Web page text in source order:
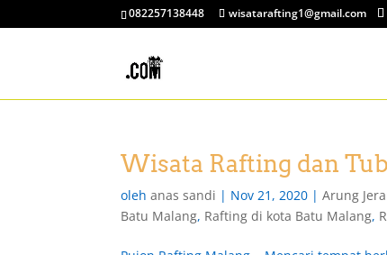
082257138448 wisatarafting1@gmail.com
Wisata Rafting dan
olehanas sandi | Nov 21, 2020 |Arung
Batu Malang, Rafting di kota Batu Malang,